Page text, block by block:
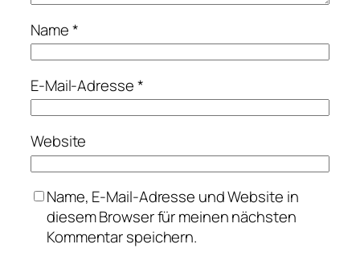
Name*
E-Mail-Adresse*
Website
Name, E-Mail-Adresse und Website in
diesem Browser für meinen nächsten
Kommentar speichern.